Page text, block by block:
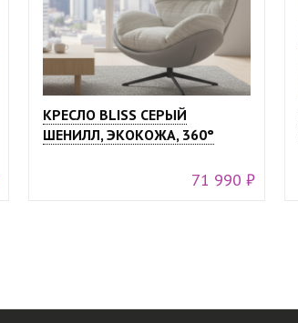
КРЕСЛО BLISS СЕРЫЙ
ШЕНИЛЛ, ЭКОКОЖА, 360°
71 990 ₽